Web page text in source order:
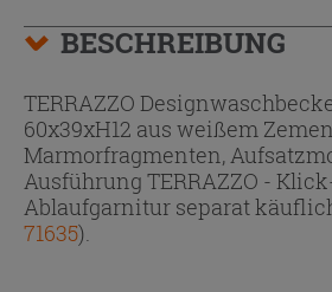
BESCHREIBUNG
TERRAZZO
60x39xH12 aus weißem
Marmorfragmenten,
Ausführung TERRAZZO -
Ablaufgarnitur separat
71635).